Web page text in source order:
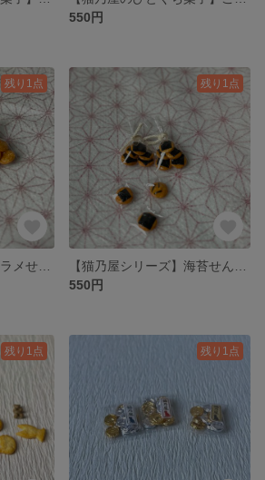
550円
残り1点 残り1点
550円
残り1点 残り1点